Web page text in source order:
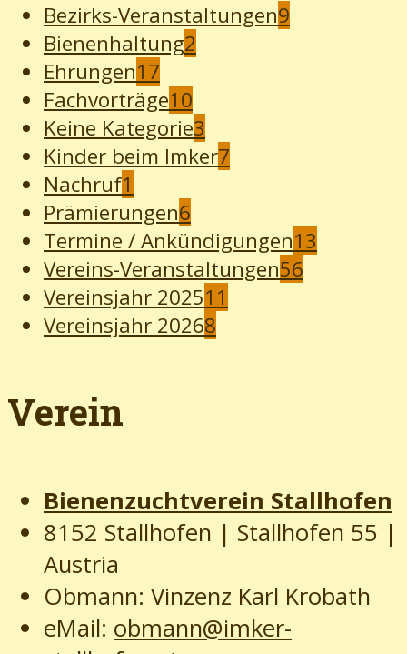
Bezirks-Veranstaltungen9
Bienenhaltung2
Ehrungen17
Fachvorträge10
Keine Kategorie3
Kinder beim Imker7
Nachruf1
Prämierungen6
Termine / Ankündigungen13
Vereins-Veranstaltungen56
Vereinsjahr 202511
Vereinsjahr 20268
Verein
Bienenzuchtverein Stallhofen
8152 Stallhofen | Stallhofen 55 |
Austria
Obmann: Vinzenz Karl Krobath
eMail: obmann@imker-